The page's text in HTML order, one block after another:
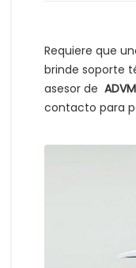
Requiere que
brinde soporte
asesor de
contacto para